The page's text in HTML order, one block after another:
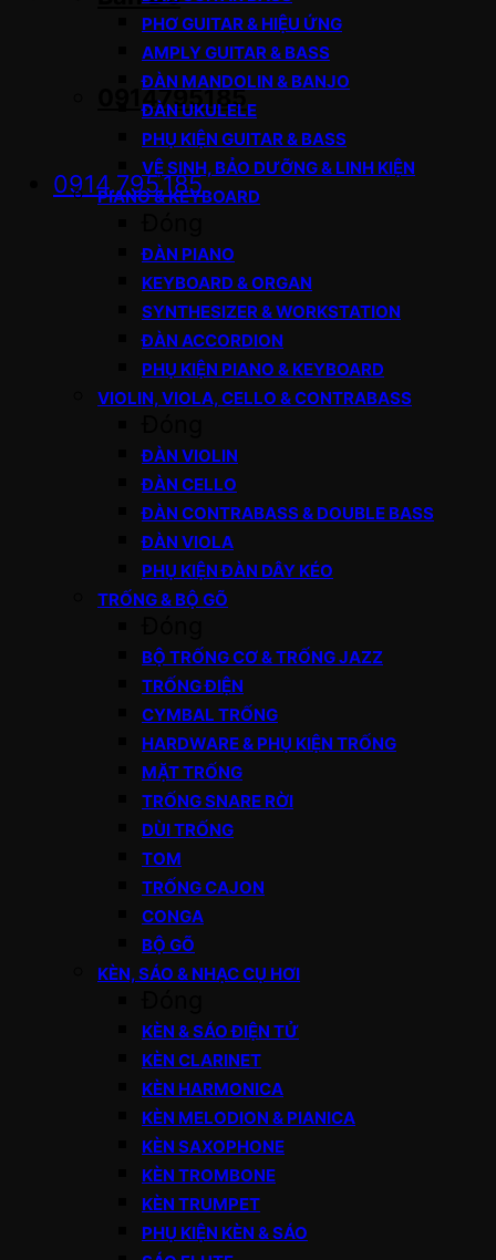
0914795185
0914.795.185
PHƠ GUITAR & HIỆU ỨNG
AMPLY GUITAR & BASS
ĐÀN MANDOLIN & BANJO
ĐÀN UKULELE
PHỤ KIỆN GUITAR & BASS
VỆ SINH, BẢO DƯỠNG & LINH KIỆN
PIANO & KEYBOARD
ĐÀN PIANO
KEYBOARD & ORGAN
SYNTHESIZER & WORKSTATION
ĐÀN ACCORDION
PHỤ KIỆN PIANO & KEYBOARD
VIOLIN, VIOLA, CELLO & CONTRABASS
ĐÀN VIOLIN
ĐÀN CELLO
ĐÀN CONTRABASS & DOUBLE BASS
ĐÀN VIOLA
PHỤ KIỆN ĐÀN DÂY KÉO
TRỐNG & BỘ GÕ
BỘ TRỐNG CƠ & TRỐNG JAZZ
TRỐNG ĐIỆN
CYMBAL TRỐNG
HARDWARE & PHỤ KIỆN TRỐNG
MẶT TRỐNG
TRỐNG SNARE RỜI
DÙI TRỐNG
TOM
TRỐNG CAJON
CONGA
BỘ GÕ
KÈN, SÁO & NHẠC CỤ HƠI
KÈN & SÁO ĐIỆN TỬ
KÈN CLARINET
KÈN HARMONICA
KÈN MELODION & PIANICA
KÈN SAXOPHONE
KÈN TROMBONE
KÈN TRUMPET
PHỤ KIỆN KÈN & SÁO